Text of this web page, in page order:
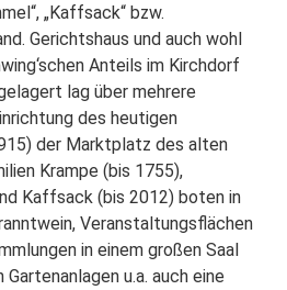
„Kaffsack“ bzw.
Gerichtshaus und auch wohl
Anteils im Kirchdorf
lag über mehrere
des heutigen
der Marktplatz des alten
Krampe (bis 1755),
Kaffsack (bis 2012) boten in
Veranstaltungsflächen
in einem großen Saal
u.a. auch eine